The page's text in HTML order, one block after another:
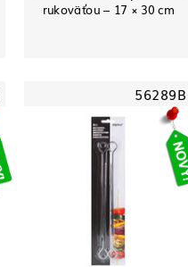
rukoväťou – 17 × 30 cm
56289B